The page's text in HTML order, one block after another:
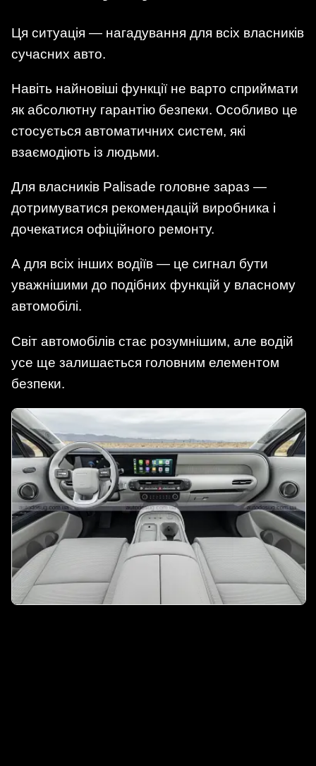
Ця ситуація — нагадування для всіх власників
сучасних авто.
Навіть найновіші функції не варто сприймати
як абсолютну гарантію безпеки. Особливо це
стосується автоматичних систем, які
взаємодіють із людьми.
Для власників Palisade головне зараз —
дотримуватися рекомендацій виробника і
дочекатися офіційного ремонту.
А для всіх інших водіїв — це сигнал бути
уважнішими до подібних функцій у власному
автомобілі.
Світ автомобілів стає розумнішим, але водій
усе ще залишається головним елементом
безпеки.